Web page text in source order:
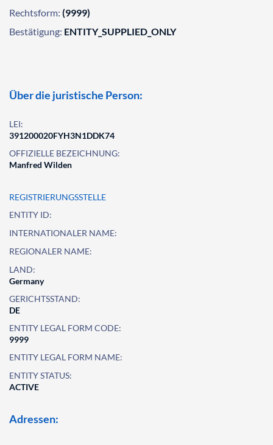
Rechtsform: (9999)
Bestätigung: ENTITY_SUPPLIED_ONLY
Über die juristische Person:
LEI:
391200020FYH3N1DDK74
OFFIZIELLE BEZEICHNUNG:
Manfred Wilden
REGISTRIERUNGSSTELLE
ENTITY ID:
INTERNATIONALER NAME:
REGIONALER NAME:
LAND:
Germany
GERICHTSSTAND:
DE
ENTITY LEGAL FORM CODE:
9999
ENTITY LEGAL FORM NAME:
ENTITY STATUS:
ACTIVE
Adressen: